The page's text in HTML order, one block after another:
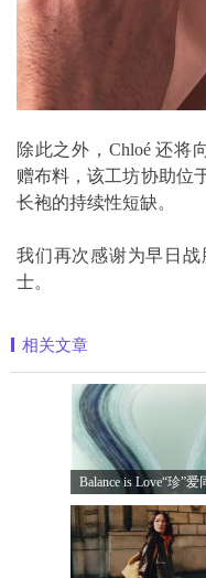
除此之外，Chloé 还将
赠布料，该工坊协助位
长袍的持续性短缺。
我们再次感谢为早日
士。
相关文章